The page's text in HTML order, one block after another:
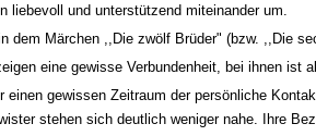
liebevoll und unterstützend miteinander um.
dem Märchen ,,Die zwölf Brüder" (bzw. ,,Die
eine gewisse Verbundenheit, bei ihnen ist
einen gewissen Zeitraum der persönliche
stehen sich deutlich weniger nahe. Ihre